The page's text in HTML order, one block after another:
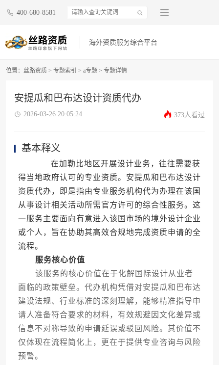
400-680-8581
海外资质服务综合平台
位置： 丝路资质 > 专题索引 > a专题 > 专题详情
安提瓜和巴布达设计资质代办
2026-03-26 20:05:24 373人看过
基本释义
在加勒比地区开展设计业务，往往需要获
得当地政府认可的专业资质。安提瓜和巴布达设计
资质代办，即是指由专业服务机构代为办理在该国
从事设计相关活动所需官方许可的综合性服务。这
一服务主要面向有意进入该国市场的境外设计企业
或个人，旨在协助其高效合规地完成资质申请的全
流程。
服务核心价值
该服务的核心价值在于化解国际设计从业者
面临的政策壁垒。代办机构凭借对安提瓜和巴布达
建设法规、行业标准的深刻理解，能够精准指导申
请人准备符合要求的材料，有效规避因文化差异或
信息不对称导致的申请延误或驳回风险。其价值不
仅体现在流程简化上，更在于提供专业咨询与风险
预警。